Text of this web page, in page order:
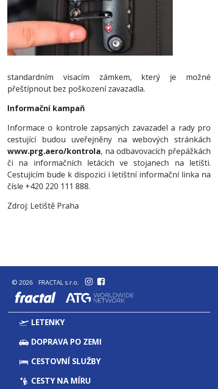
standardním visacím zámkem, který je možné
přeštípnout bez poškození zavazadla.
Informační kampaň
Informace o kontrole zapsaných zavazadel a rady pro
cestující budou uveřejněny na webových stránkách
www.prg.aero/kontrola, na odbavovacích přepážkách
či na informačních letácích ve stojanech na letišti.
Cestujícím bude k dispozici i letištní informační linka na
čísle +420 220 111 888.
Zdroj: Letiště Praha
© 2026 FRACTAL s.r.o.
fractal
LETENKY
DOPRAVA PO ZEMI
CESTOVNÍ SLUŽBY
CESTY NA MÍRU